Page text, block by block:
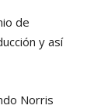
de
y así
Norris